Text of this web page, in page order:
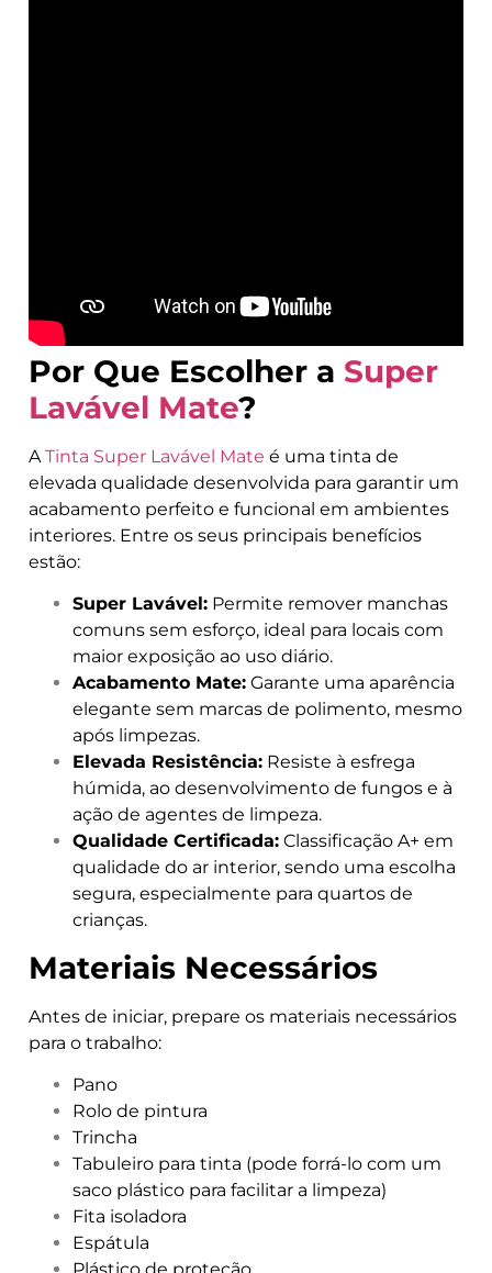
Por Que Escolher a Super
Lavável Mate?
A Tinta Super Lavável Mate é uma tinta de
elevada qualidade desenvolvida para garantir um
acabamento perfeito e funcional em ambientes
interiores. Entre os seus principais benefícios
estão:
Super Lavável: Permite remover manchas
comuns sem esforço, ideal para locais com
maior exposição ao uso diário.
Acabamento Mate: Garante uma aparência
elegante sem marcas de polimento, mesmo
após limpezas.
Elevada Resistência: Resiste à esfrega
húmida, ao desenvolvimento de fungos e à
ação de agentes de limpeza.
Qualidade Certificada: Classificação A+ em
qualidade do ar interior, sendo uma escolha
segura, especialmente para quartos de
crianças.
Materiais Necessários
Antes de iniciar, prepare os materiais necessários
para o trabalho:
Pano
Rolo de pintura
Trincha
Tabuleiro para tinta (pode forrá-lo com um
saco plástico para facilitar a limpeza)
Fita isoladora
Espátula